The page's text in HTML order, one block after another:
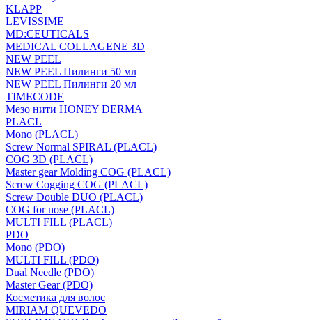
KLAPP
LEVISSIME
MD:CEUTICALS
MEDICAL COLLAGENE 3D
NEW PEEL
NEW PEEL Пилинги 50 мл
NEW PEEL Пилинги 20 мл
TIMECODE
Мезо нити HONEY DERMA
PLACL
Mono (PLACL)
Screw Normal SPIRAL (PLACL)
COG 3D (PLACL)
Master gear Molding COG (PLACL)
Screw Cogging COG (PLACL)
Screw Double DUO (PLACL)
COG for nose (PLACL)
MULTI FILL (PLACL)
PDO
Mono (PDO)
MULTI FILL (PDO)
Dual Needle (PDO)
Master Gear (PDO)
Косметика для волос
MIRIAM QUEVEDO